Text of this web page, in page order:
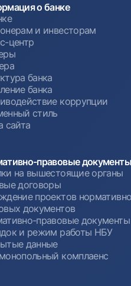
о банке
и инвесторам
центр
банка
банка
коррупции
стиль
сайта
правовые документы
на вышестоящие органы
договоры
проектов
документов
правовые документы
и режим работы НБУ
данные
комплаенс